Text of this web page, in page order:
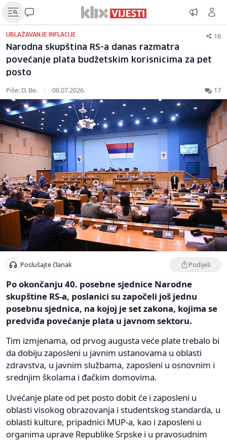
UBLAŽAVANJE INFLACIJE 18
Narodna skupština RS-a danas razmatra
povećanje plata budžetskim korisnicima za pet
posto
Piše: D. Be. | 08.07.2026. 17
Poslušajte članak Podijeli
Po okončanju 40. posebne sjednice Narodne
skupštine RS-a, poslanici su započeli još jednu
posebnu sjednica, na kojoj je set zakona, kojima se
predviđa povećanje plata u javnom sektoru.
Tim izmjenama, od prvog augusta veće plate trebalo bi
da dobiju zaposleni u javnim ustanovama u oblasti
zdravstva, u javnim službama, zaposleni u osnovnim i
srednjim školama i đačkim domovima.
Uvećanje plate od pet posto dobit će i zaposleni u
oblasti visokog obrazovanja i studentskog standarda, u
oblasti kulture, pripadnici MUP-a, kao i zaposleni u
organima uprave Republike Srpske i u pravosudnim